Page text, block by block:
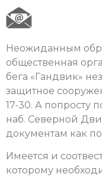
Неожиданным
общественная
бега «Гандвик»
защитное
17-30. А попросту
наб. Северной
документам как
Имеется и
которому